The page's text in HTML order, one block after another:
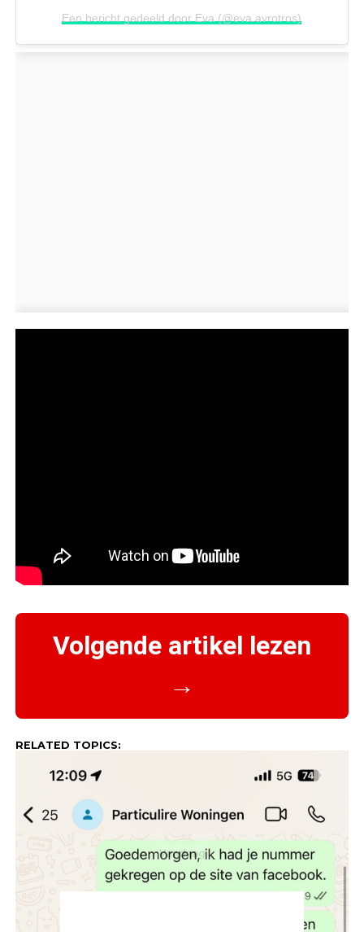
Een bericht gedeeld door Eva (@eva.avrotros)
Volgende artikel lezen
→
RELATED TOPICS: